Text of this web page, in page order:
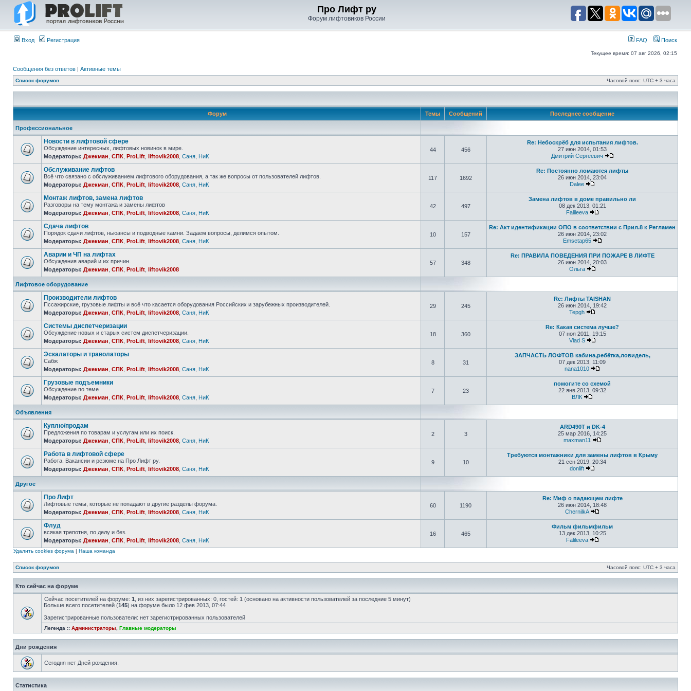
Про Лифт ру
Форум лифтовиков России
Вход Регистрация FAQ Поиск
Текущее время: 07 авг 2026, 02:15
Сообщения без ответов | Активные темы
Список форумов Часовой пояс: UTC + 3 часа
Форум Темы Сообщений Последнее сообщение
Профессиональное
Новости в лифтовой сфере
Обсуждение интересных, лифтовых новинок в мире.
Модераторы: Джекман СПК ProLift liftovik2008 Саня НиК
44 456
Re: Небоскрёб для испытания лифтов.
27 июн 2014, 01:53
Дмитрий Сергеевич
Обслуживание лифтов
Всё что связано с обслуживанием лифтового оборудования, а так же вопросы от пользователей лифтов.
Модераторы: Джекман СПК ProLift liftovik2008 Саня НиК
117 1692
Re: Постоянно ломаются лифты
26 июн 2014, 23:04
Dalee
Монтаж лифтов, замена лифтов
Разговоры на тему монтажа и замены лифтов
Модераторы: Джекман СПК ProLift liftovik2008 Саня НиК
42 497
Замена лифтов в доме правильно ли
08 дек 2013, 01:21
Falileeva
Сдача лифтов
Порядок сдачи лифтов, ньюансы и подводные камни. Задаем вопросы, делимся опытом.
Модераторы: Джекман СПК ProLift liftovik2008 Саня НиК
10 157
Re: Акт идентификации ОПО в соответствии с Прил.8 к Регламен
26 июн 2014, 23:02
Emsetap65
Аварии и ЧП на лифтах
Обсуждения аварий и их причин.
Модераторы: Джекман СПК ProLift liftovik2008
57 348
Re: ПРАВИЛА ПОВЕДЕНИЯ ПРИ ПОЖАРЕ В ЛИФТЕ
26 июн 2014, 20:03
Ольга
Лифтовое оборудование
Производители лифтов
Пссажирские, грузовые лифты и всё что касается оборудования Российских и зарубежных производителей.
Модераторы: Джекман СПК ProLift liftovik2008 Саня НиК
29 245
Re: Лифты TAISHAN
26 июн 2014, 19:42
Tepgh
Системы диспетчеризации
Обсуждение новых и старых систем диспетчеризации.
Модераторы: Джекман СПК ProLift liftovik2008 Саня НиК
18 360
Re: Какая система лучше?
07 ноя 2011, 19:15
Vlad S
Эскалаторы и траволаторы
Сабж
Модераторы: Джекман СПК ProLift liftovik2008 Саня НиК
8 31
ЗАПЧАСТЬ ЛОФТОВ кабина,ребётка,ловидель,
07 дек 2013, 11:09
nana1010
Грузовые подъемники
Обсуждение по теме
Модераторы: Джекман СПК ProLift liftovik2008 Саня НиК
7 23
помогите со схемой
22 янв 2013, 09:32
ВЛК
Объявления
Куплю/продам
Предложения по товарам и услугам или их поиск.
Модераторы: Джекман СПК ProLift liftovik2008 Саня НиК
2 3
ARD490T и DK-4
25 мар 2016, 14:25
maxman11
Работа в лифтовой сфере
Работа. Вакансии и резюме на Про Лифт ру.
Модераторы: Джекман СПК ProLift liftovik2008 Саня НиК
9 10
Требуются монтажники для замены лифтов в Крыму
21 сен 2019, 20:34
donlift
Другое
Про Лифт
Лифтовые темы, которые не попадают в другие разделы форума.
Модераторы: Джекман СПК ProLift liftovik2008 Саня НиК
60 1190
Re: Миф о падающем лифте
26 июн 2014, 18:48
ChernilkA
Флуд
всякая трепотня, по делу и без.
Модераторы: Джекман СПК ProLift liftovik2008 Саня НиК
16 465
Фильм фильмфильм
13 дек 2013, 10:25
Falileeva
Удалить cookies форума | Наша команда
Список форумов Часовой пояс: UTC + 3 часа
Кто сейчас на форуме
Сейчас посетителей на форуме: 1 , из них зарегистрированных: 0, гостей: 1 (основано на активности пользователей за последние 5 минут)
Больше всего посетителей (145) на форуме было 12 фев 2013, 07:44
Зарегистрированные пользователи: нет зарегистрированных пользователей
Легенда :: Администраторы Главные модераторы
Дни рождения
Сегодня нет Дней рождения.
Статистика